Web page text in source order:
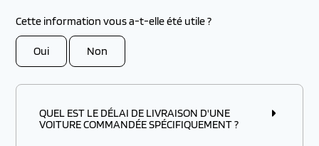
Cette information vous a-t-elle été utile ?
Oui Non
QUEL EST LE DÉLAI DE LIVRAISON D'UNE
VOITURE COMMANDÉE SPÉCIFIQUEMENT ?